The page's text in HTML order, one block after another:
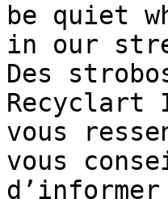
be quiet
in our
Des
Recyclart
vous
vous